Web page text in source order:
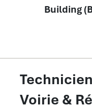
Building
Voirie &